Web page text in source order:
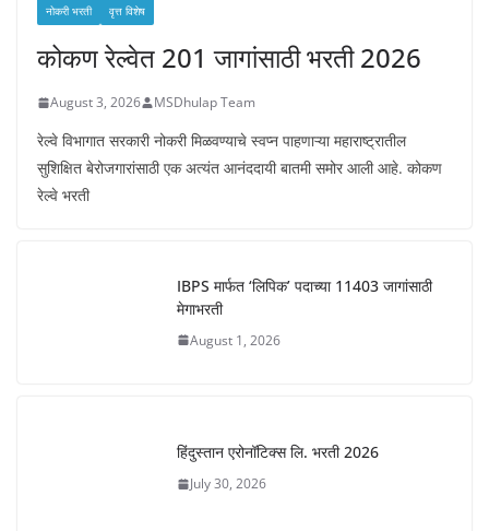
नोकरी भरती वृत्त विशेष
कोकण रेल्वेत 201 जागांसाठी भरती 2026
August 3, 2026 MSDhulap Team
रेल्वे विभागात सरकारी नोकरी मिळवण्याचे स्वप्न पाहणाऱ्या महाराष्ट्रातील
सुशिक्षित बेरोजगारांसाठी एक अत्यंत आनंददायी बातमी समोर आली आहे. कोकण
रेल्वे भरती
IBPS मार्फत ‘लिपिक’ पदाच्या 11403 जागांसाठी
मेगाभरती
August 1, 2026
हिंदुस्तान एरोनॉटिक्स लि. भरती 2026
July 30, 2026